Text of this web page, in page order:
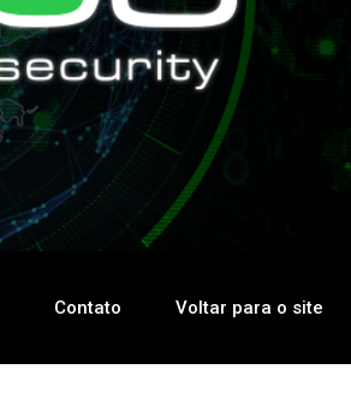
Contato Voltar para o site